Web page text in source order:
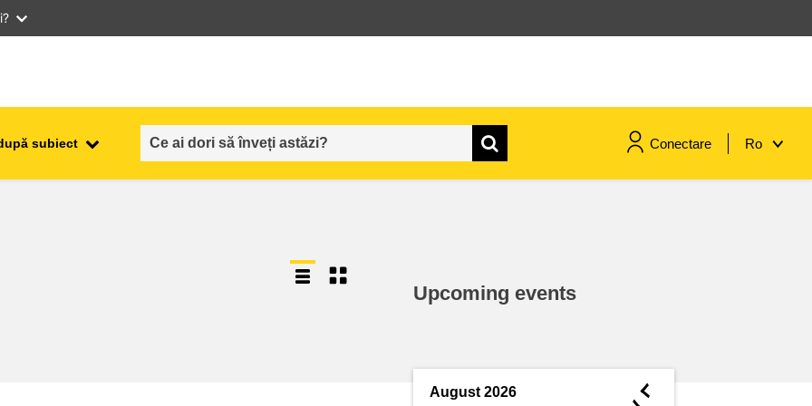
subiect Conectare Ro
Upcoming events
August 2026 ◄